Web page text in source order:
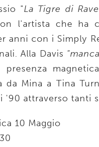
"La Tigre di
l'artista che ha
anni con i Simply
Alla Davis
presenza
da Mina a Tina
'90 attraverso tanti
10 Maggio